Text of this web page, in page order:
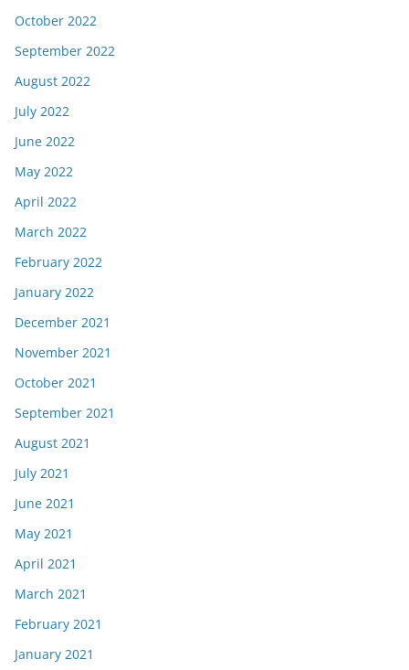
October 2022
September 2022
August 2022
July 2022
June 2022
May 2022
April 2022
March 2022
February 2022
January 2022
December 2021
November 2021
October 2021
September 2021
August 2021
July 2021
June 2021
May 2021
April 2021
March 2021
February 2021
January 2021